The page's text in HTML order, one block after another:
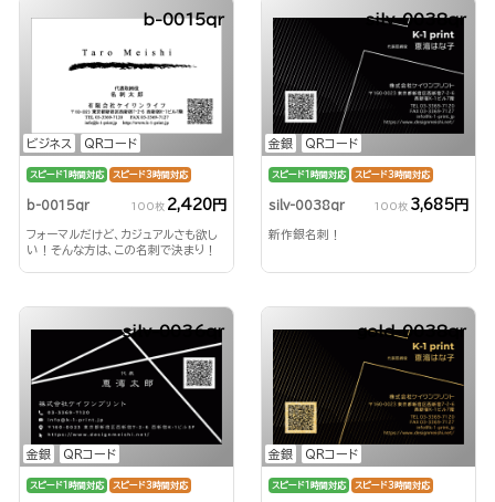
ビジネス QRコード
b-0015qr
スピード1時間対応 スピード3時間対応
b-0015qr 100枚 2,420円
フォーマルだけど、カジュアルさも欲し
い！そんな方は、この名刺で決まり！
金銀 QRコード
silv-0038qr
スピード1時間対応 スピード3時間対応
silv-0038qr 100枚 3,685円
新作銀名刺！
金銀 QRコード
silv-0036qr
スピード1時間対応 スピード3時間対応
金銀 QRコード
gold-0038qr
スピード1時間対応 スピード3時間対応